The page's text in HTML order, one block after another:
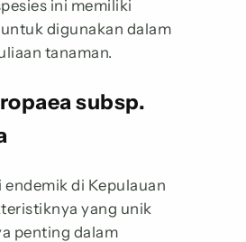
ini memiliki
digunakan dalam
tanaman.
subsp.
endemik di Kepulauan
yang unik
penting dalam